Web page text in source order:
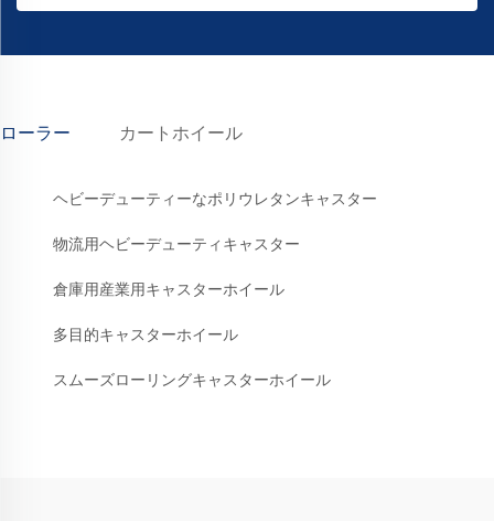
ローラー カートホイール
ヘビーデューティーなポリウレタンキャスター
物流用ヘビーデューティキャスター
倉庫用産業用キャスターホイール
多目的キャスターホイール
スムーズローリングキャスターホイール